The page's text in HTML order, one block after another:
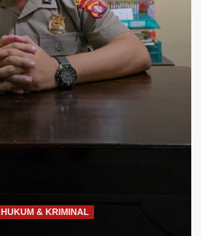
HUKUM & KRIMINAL